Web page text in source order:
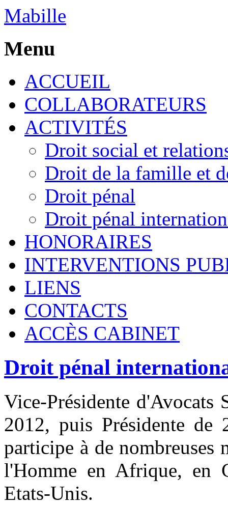
Mabille
Menu
ACCUEIL
COLLABORATEURS
ACTIVITÉS
Droit social et
Droit de la famille et
Droit pénal
Droit pénal
HONORAIRES
INTERVENTIONS
LIENS
CONTACTS
ACCÈS CABINET
Droit pénal
Vice-Présidente d'Avocats
2012, puis Présidente
participe à de nombreuses
l'Homme en Afrique, en
Etats-Unis.